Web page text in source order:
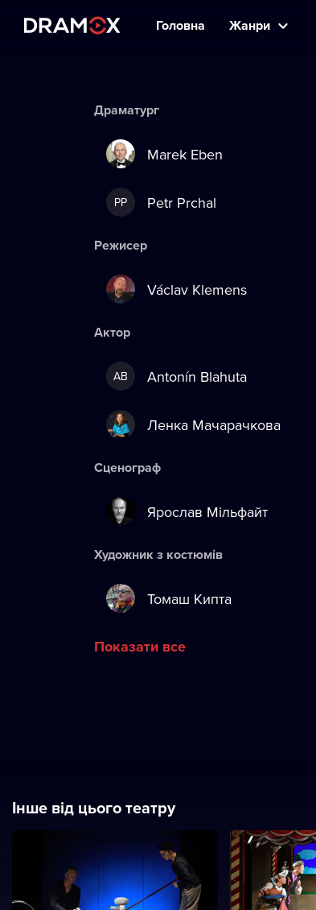
Головна Жанри
Драматург
Marek Eben
PP Petr Prchal
Режисер
Václav Klemens
Актор
AB Antonín Blahuta
Ленка Мачарачкова
Сценограф
Ярослав Мільфайт
Художник з костюмів
Томаш Кипта
Показати все
Інше від цього театру